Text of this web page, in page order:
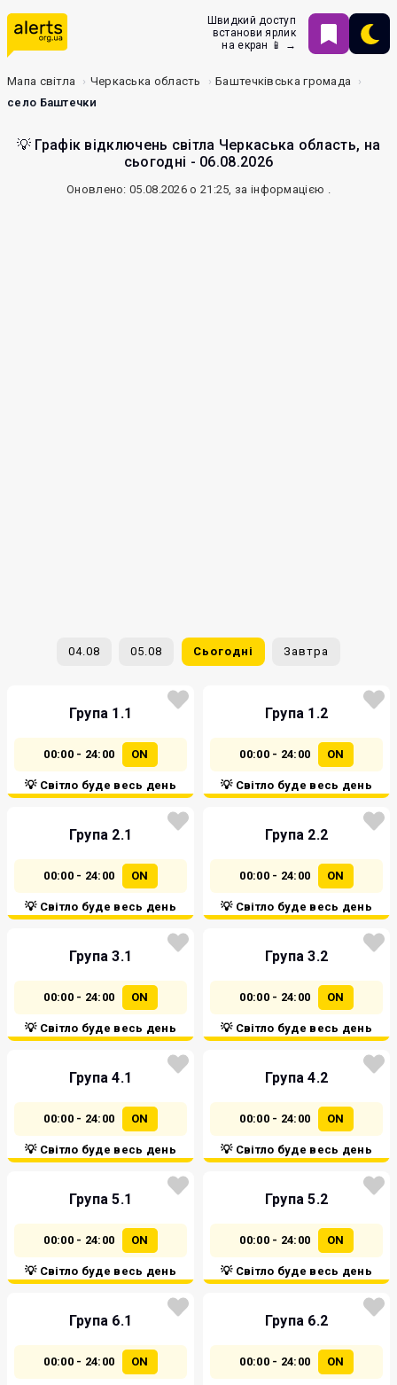
Швидкий доступ
встанови ярлик
на екран 📱 →
Мапа світла Черкаська область
Баштечківська громада
село Баштечки
💡 Графік відключень світла Черкаська область, на
сьогодні - 06.08.2026
Оновлено: 05.08.2026 о 21:25, за інформацією .
04.08 05.08 Сьогодні Завтра
Група 1.1
00:00 - 24:00 ON
💡 Світло буде весь день
Група 1.2
00:00 - 24:00 ON
💡 Світло буде весь день
Група 2.1
00:00 - 24:00 ON
💡 Світло буде весь день
Група 2.2
00:00 - 24:00 ON
💡 Світло буде весь день
Група 3.1
00:00 - 24:00 ON
💡 Світло буде весь день
Група 3.2
00:00 - 24:00 ON
💡 Світло буде весь день
Група 4.1
00:00 - 24:00 ON
💡 Світло буде весь день
Група 4.2
00:00 - 24:00 ON
💡 Світло буде весь день
Група 5.1
00:00 - 24:00 ON
💡 Світло буде весь день
Група 5.2
00:00 - 24:00 ON
💡 Світло буде весь день
Група 6.1
00:00 - 24:00 ON
Група 6.2
00:00 - 24:00 ON